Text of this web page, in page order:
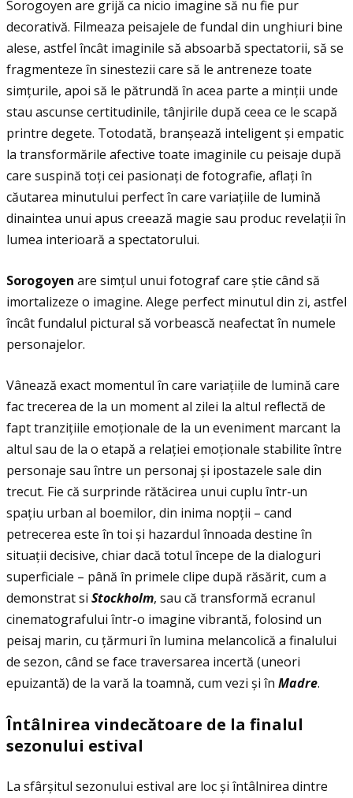
Sorogoyen are grijă ca nicio imagine să nu fie pur
decorativă. Filmeaza peisajele de fundal din unghiuri bine
alese, astfel încât imaginile să absoarbă spectatorii, să se
fragmenteze în sinestezii care să le antreneze toate
simţurile, apoi să le pătrundă în acea parte a minţii unde
stau ascunse certitudinile, tânjirile după ceea ce le scapă
printre degete. Totodată, branșează inteligent și empatic
la transformările afective toate imaginile cu peisaje după
care suspină toţi cei pasionaţi de fotografie, aflaţi în
căutarea minutului perfect în care variaţiile de lumină
dinaintea unui apus creează magie sau produc revelaţii în
lumea interioară a spectatorului.
Sorogoyen are simţul unui fotograf care știe când să
imortalizeze o imagine. Alege perfect minutul din zi, astfel
încât fundalul pictural să vorbească neafectat în numele
personajelor.
Vânează exact momentul în care variaţiile de lumină care
fac trecerea de la un moment al zilei la altul reflectă de
fapt tranziţiile emoţionale de la un eveniment marcant la
altul sau de la o etapă a relaţiei emoţionale stabilite între
personaje sau între un personaj și ipostazele sale din
trecut. Fie că surprinde rătăcirea unui cuplu într-un
spaţiu urban al boemilor, din inima nopţii – cand
petrecerea este în toi și hazardul înnoada destine în
situaţii decisive, chiar dacă totul începe de la dialoguri
superficiale – până în primele clipe după răsărit, cum a
demonstrat si Stockholm, sau că transformă ecranul
cinematografului într-o imagine vibrantă, folosind un
peisaj marin, cu ţărmuri în lumina melancolică a finalului
de sezon, când se face traversarea incertă (uneori
epuizantă) de la vară la toamnă, cum vezi și în Madre.
Întâlnirea vindecătoare de la finalul
sezonului estival
La sfârșitul sezonului estival are loc și întâlnirea dintre